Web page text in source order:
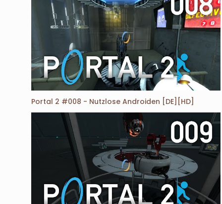
Portal 2 #008 - Nutzlose Androiden [DE][HD]